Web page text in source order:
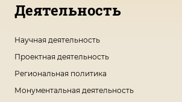
Деятельность
Научная деятельность
Проектная деятельность
Региональная политика
Монументальная деятельность